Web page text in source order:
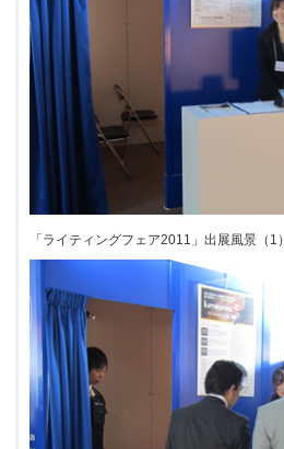
「ライティングフェア2011」出展風景（1）